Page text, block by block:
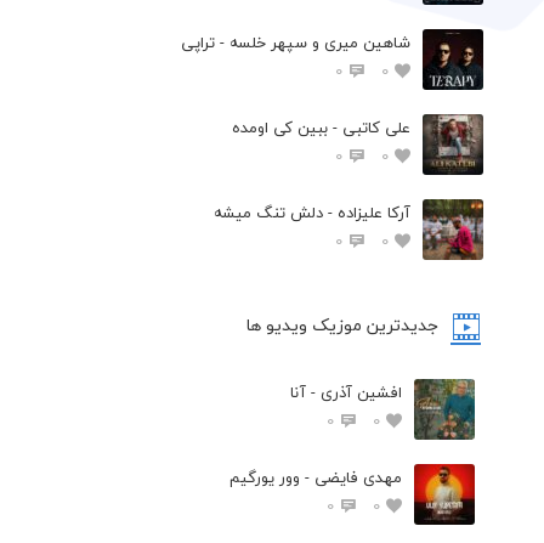
شاهین میری و سپهر خلسه - تراپی
0
0
علی کاتبی - ببین کی اومده
0
0
آرکا علیزاده - دلش تنگ میشه
0
0
جدیدترین موزیک ویدیو ها
افشین آذری - آنا
0
0
مهدی فایضی - وور یورگیم
0
0